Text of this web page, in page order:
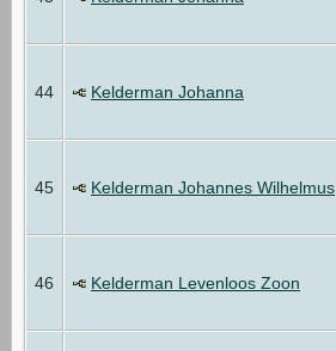
44 Kelderman Johanna
45 Kelderman Johannes Wilhelmus
46 Kelderman Levenloos Zoon